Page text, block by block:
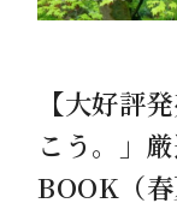
【大好評
こう。」
BOOK（春